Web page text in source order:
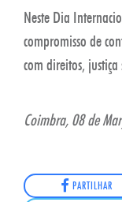
Neste Dia
compromisso de
com direitos,
Coimbra, 08 de
PARTILHAR